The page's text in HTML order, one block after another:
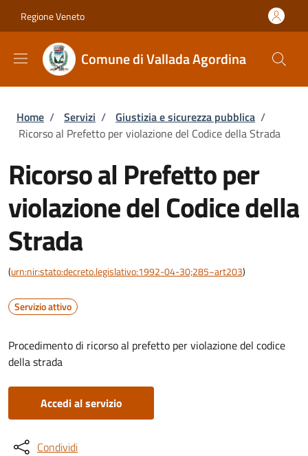
Regione Veneto
Comune di Vallada Agordina
Briciole di pane
Home / Servizi / Giustizia e sicurezza pubblica /
Ricorso al Prefetto per violazione del Codice della Strada
Ricorso al Prefetto per
violazione del Codice della
Strada
(urn:nir:stato:decreto.legislativo:1992-04-30;285~art203)
Servizio attivo
Procedimento di ricorso al prefetto per violazione del codice
della strada
Accedi al servizio
Condividi